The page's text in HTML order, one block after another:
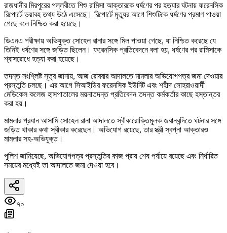
রাজধানীর মিরপুরের পল্লবীতে শিশু রামিসা আক্তারকে ধর্ষণের পর হত্যার ঘটনায় ফরেনসিক
রিপোর্টে ভয়াবহ তথ্য উঠে এসেছে। রিপোর্টে মৃত্যুর আগে শিশুটিকে ধর্ষণের প্রমাণ পাওয়া
গেছে বলে নিশ্চিত করা হয়েছে।
ডিএনএ পরীক্ষায় অভিযুক্ত সোহেল রানার সঙ্গে মিল পাওয়া গেছে, যা নিশ্চিত করেছে যে
তিনিই ধর্ষণের সঙ্গে জড়িত ছিলেন। ফরেনসিক প্রতিবেদনে বলা হয়, ধর্ষণের পর রামিসাকে
শ্বাসরোধে হত্যা করা হয়েছে।
তদন্ত সংশ্লিষ্ট সূত্র জানায়, আজ রোববার আদালতে মামলার অভিযোগপত্র জমা দেওয়ার
প্রস্তুতি চলছে। এর আগে সিআইডির ফরেনসিক ইউনিট এবং শহীদ সোহরাওয়ার্দী
মেডিকেল কলেজ হাসপাতালের ময়নাতদন্ত প্রতিবেদন তদন্ত কর্মকর্তার কাছে হস্তান্তর
করা হয়।
মামলার প্রধান আসামি সোহেল রানা আদালতে স্বীকারোক্তিমূলক জবানবন্দিতে ঘটনার সঙ্গে
জড়িত থাকার কথা স্বীকার করেছেন। অভিযোগ রয়েছে, তার স্ত্রী স্বপ্না আক্তারও
মামলার সহ-অভিযুক্ত।
পুলিশ জানিয়েছে, অভিযোগপত্র প্রস্তুতির কাজ প্রায় শেষ পর্যায়ে রয়েছে এবং নির্ধারিত
সময়ের মধ্যেই তা আদালতে জমা দেওয়া হবে।
৭০